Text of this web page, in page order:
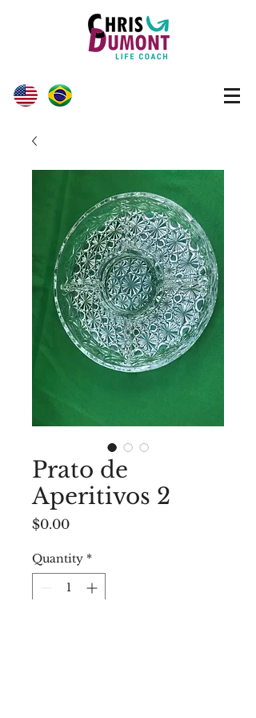
Prato de
Aperitivos 2
$0.00Price
Quantity *